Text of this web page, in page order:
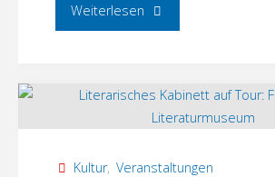
Weiterlesen "Ankündigung:
unter
Apfelbäumen
mit
Kultur, Veranstaltungen